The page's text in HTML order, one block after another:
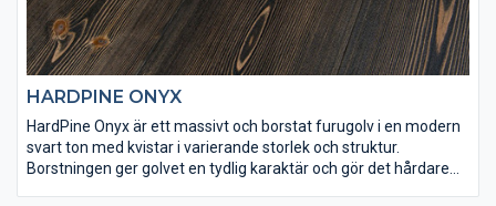
HARDPINE ONYX
HardPine Onyx är ett massivt och borstat furugolv i en modern
svart ton med kvistar i varierande storlek och struktur.
Borstningen ger golvet en tydlig karaktär och gör det hårdare